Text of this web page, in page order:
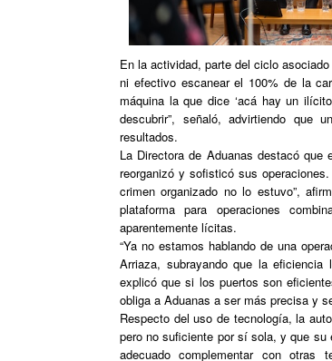
En la actividad, parte del ciclo
ni efectivo escanear el 100% de la
máquina la que dice ‘acá hay un
descubrir”, señaló, advirtiendo que
resultados.
La Directora de Aduanas destacó
reorganizó y sofisticó sus
crimen organizado no lo estuvo”,
plataforma para operaciones
aparentemente lícitas.
“Ya no estamos hablando de una
Arriaza, subrayando que la
explicó que si los puertos son
obliga a Aduanas a ser más precisa y
Respecto del uso de tecnología, la
pero no suficiente por sí sola, y que
adecuado complementar con